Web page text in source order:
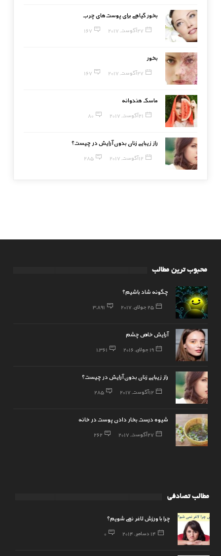
بخور گیاهی برای پوست‌های چرب
27 آگوست, 2017 167
بخور
27 آگوست, 2017 167
ماسک هندوانه
21 آگوست, 2017 80
راز زیبایی زنان بدون آرایش در چیست؟
12 آگوست, 2017 285
محبوب ترین مطالب
چگونه شاد باشیم؟
25 جولای, 2017 3,891
آرایش خاص چشم
19 جولای, 2016 1,361
راز زیبایی زنان بدون آرایش در چیست؟
12 آگوست, 2017 285
شیوه درست بخار دادن پوست در خانه
27 آگوست, 2017 262
مطالب تصادفی
چرا با ورزش لاغر نمی شویم؟
14 دسامبر, 2014 0